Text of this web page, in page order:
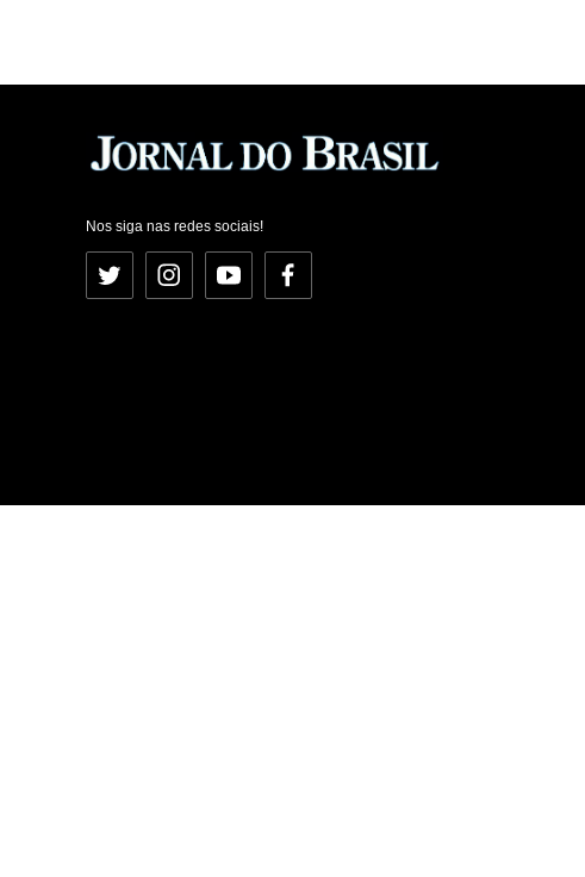
Nos siga nas redes sociais!
Twitter InstagramYouTubeFacebook